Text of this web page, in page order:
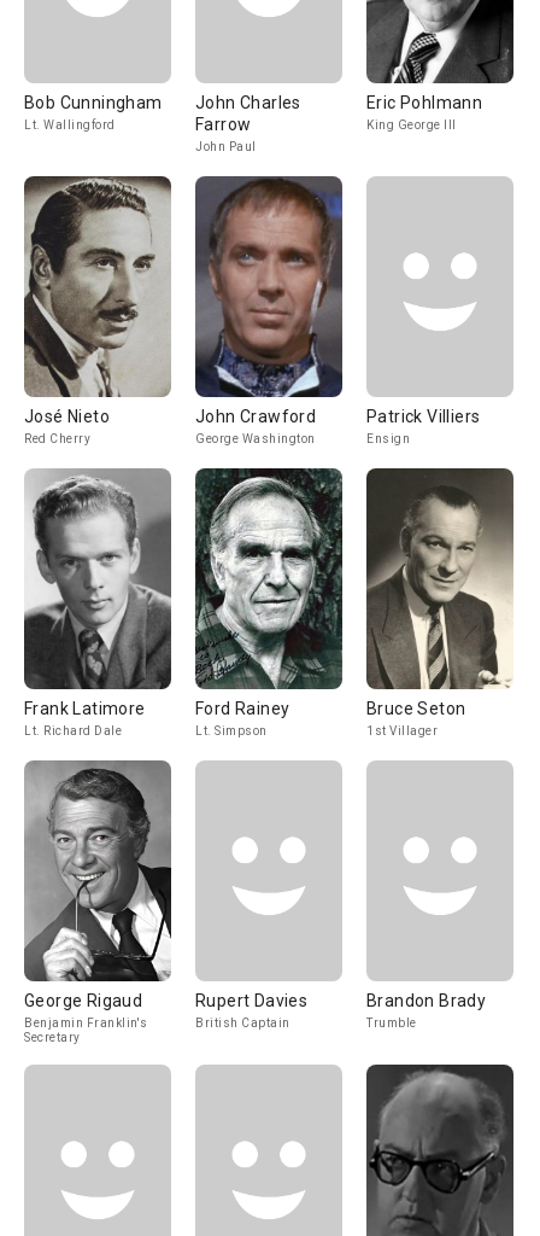
Bob Cunningham
Lt. Wallingford
John Charles
Farrow
John Paul
Eric Pohlmann
King George III
José Nieto
Red Cherry
John Crawford
George Washington
Patrick Villiers
Ensign
Frank Latimore
Lt. Richard Dale
Ford Rainey
Lt. Simpson
Bruce Seton
1st Villager
George Rigaud
Benjamin Franklin's
Secretary
Rupert Davies
British Captain
Brandon Brady
Trumble